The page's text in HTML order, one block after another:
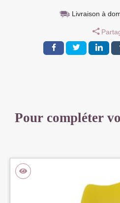
BROSSE
EN
MDF
BLANC
CM
Livraison à
Pour compléter